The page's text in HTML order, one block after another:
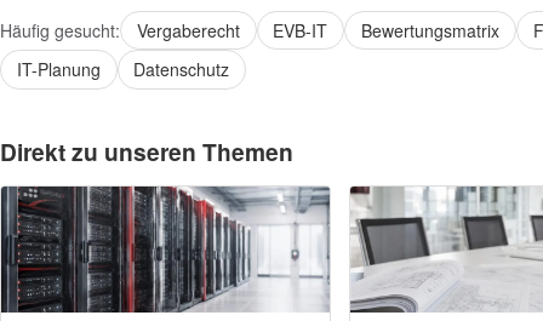
Häufig gesucht: Vergaberecht EVB-IT Bewertungsmatrix
IT-Planung
Datenschutz
Direkt zu unseren Themen